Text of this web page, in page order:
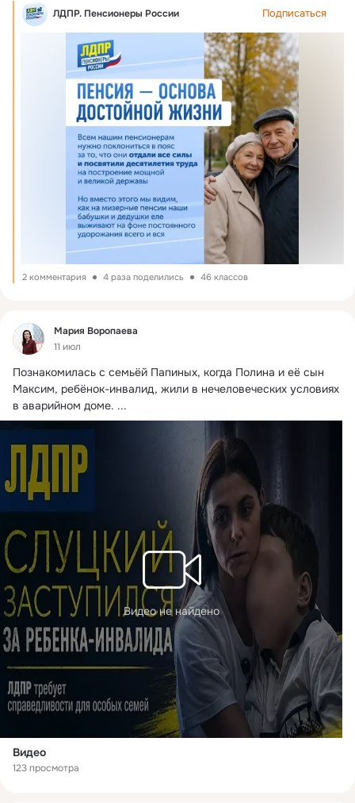
ЛДПР. Пенсионеры России Подписаться
2 комментария 4 раза поделились 46 классов
Фид
Мария Воропаева
11 июл
Познакомилась с семьёй Папиных, когда Полина и её сын
Максим, ребёнок-инвалид, жили в нечеловеческих условиях
в аварийном доме. ...
Видео не найдено
Видео
123 просмотра